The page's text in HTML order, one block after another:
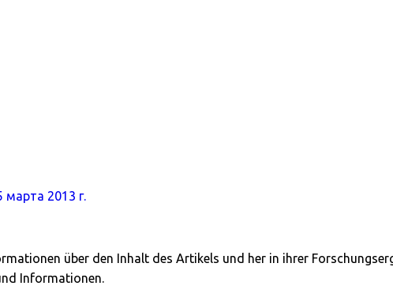
марта 2013 г.
über den Inhalt des Artikels und her in ihrer
Informationen.